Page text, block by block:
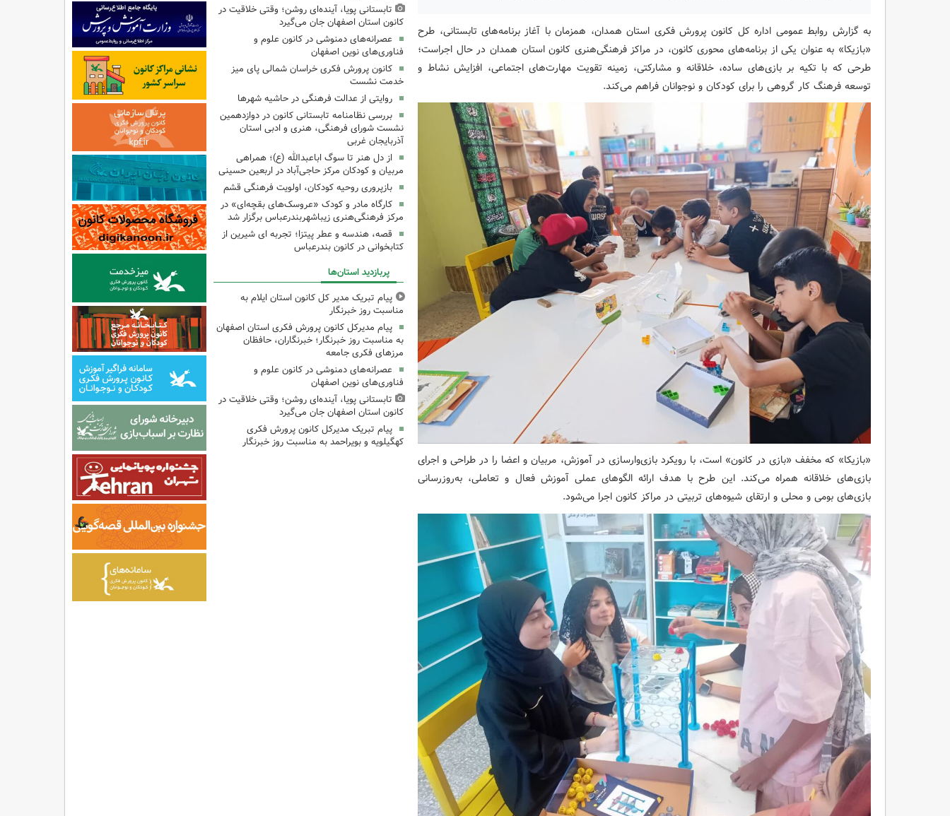
به گزارش روابط عمومی اداره کل کانون پرورش فکری استان همدان، همزمان با آغاز برنامه‌های تابستانی، طرح
«بازیکا» به عنوان یکی از برنامه‌های محوری کانون، در مراکز فرهنگی‌هنری کانون استان همدان در حال اجراست؛
طرحی که با تکیه بر بازی‌های ساده، خلاقانه و مشارکتی، زمینه تقویت مهارت‌های اجتماعی، افزایش نشاط و
توسعه فرهنگ کار گروهی را برای کودکان و نوجوانان فراهم می‌کند.
«بازیکا» که مخفف «بازی در کانون» است، با رویکرد بازی‌وارسازی در آموزش، مربیان و اعضا را در طراحی و اجرای
بازی‌های خلاقانه همراه می‌کند. این طرح با هدف ارائه الگوهای عملی آموزش فعال و تعاملی، به‌روزرسانی
بازی‌های بومی و محلی و ارتقای شیوه‌های تربیتی در مراکز کانون اجرا می‌شود.
تابستانی پویا، آینده‌ای روشن؛ وقتی خلاقیت در
کانون استان اصفهان جان می‌گیرد
عصرانه‌های دمنوشی در کانون علوم و
فناوری‌های نوین اصفهان
کانون پرورش فکری خراسان شمالی پای میز
خدمت نشست
روایتی از عدالت فرهنگی در حاشیه شهرها
بررسی نظامنامه تابستانی کانون در دوازدهمین
نشست شورای فرهنگی، هنری و ادبی استان
آذربایجان غربی
از دل هنر تا سوگ اباعبدالله (ع)؛ همراهی
مربیان و کودکان مرکز حاجی‌آباد در اربعین حسینی
بازپروری روحیه کودکان، اولویت فرهنگی قشم
کارگاه مادر و کودک «عروسک‌های بقچه‌ای» در
مرکز فرهنگی‌هنری زیباشهربندرعباس برگزار شد
قصه، هندسه و عطر پیتزا؛ تجربه ای شیرین از
کتابخوانی در کانون بندرعباس
پربازدید استان‌ها
پیام تبریک مدیر کل کانون استان ایلام به
مناسبت روز خبرنگار
پیام مدیرکل کانون پرورش فکری استان اصفهان
به مناسبت روز خبرنگار؛ خبرنگاران، حافظان
مرزهای فکری جامعه
عصرانه‌های دمنوشی در کانون علوم و
فناوری‌های نوین اصفهان
تابستانی پویا، آینده‌ای روشن؛ وقتی خلاقیت در
کانون استان اصفهان جان می‌گیرد
پیام تبریک مدیرکل کانون پرورش فکری
کهگیلویه و بویراحمد به مناسبت روز خبرنگار